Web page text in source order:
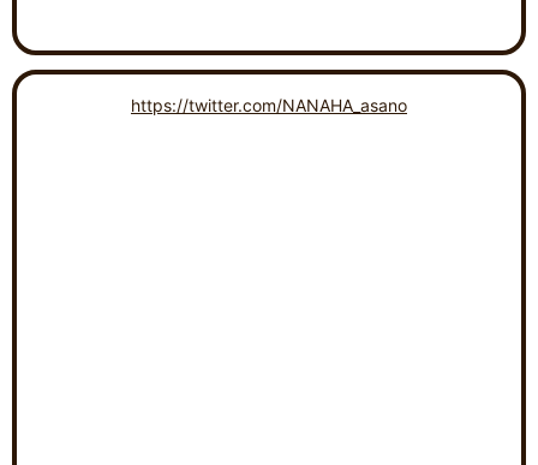
https://twitter.com/NANAHA_asano